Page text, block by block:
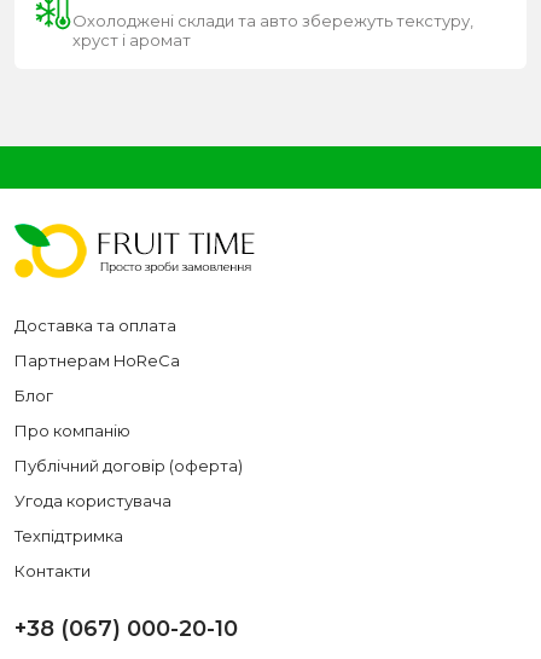
Охолоджені склади та авто збережуть текстуру,
хруст і аромат
Доставка та оплата
Партнерам HoReCa
Блог
Про компанію
Публічний договір (оферта)
Угода користувача
Техпідтримка
Контакти
+38 (067) 000-20-10